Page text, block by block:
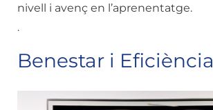
nivell i avenç en l’aprenentatge.
.
Benestar i Eficiència